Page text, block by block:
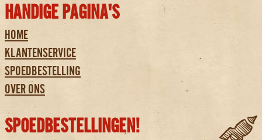
HANDIGE PAGINA'S
HOME
KLANTENSERVICE
SPOEDBESTELLING
OVER ONS
SPOEDBESTELLINGEN!